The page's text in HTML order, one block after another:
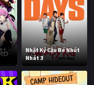
Nhật Ký Cậu Bé Nhút
Nhát 3